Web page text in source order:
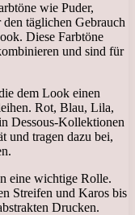
wie Puder,
täglichen Gebrauch
Diese Farbtöne
und sind für
dem Look einen
Rot, Blau, Lila,
Dessous-Kollektionen
und tragen dazu bei,
eine wichtige Rolle.
Streifen und Karos bis
Drucken.